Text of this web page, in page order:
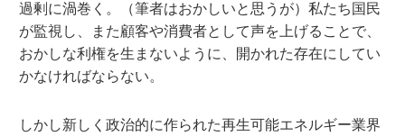
過剰に渦巻く。（筆者はおかしいと思うが）私たち国民
が監視し、また顧客や消費者として声を上げることで、
おかしな利権を生まないように、開かれた存在にしてい
かなければならない。
しかし新しく政治的に作られた再生可能エネルギー業界